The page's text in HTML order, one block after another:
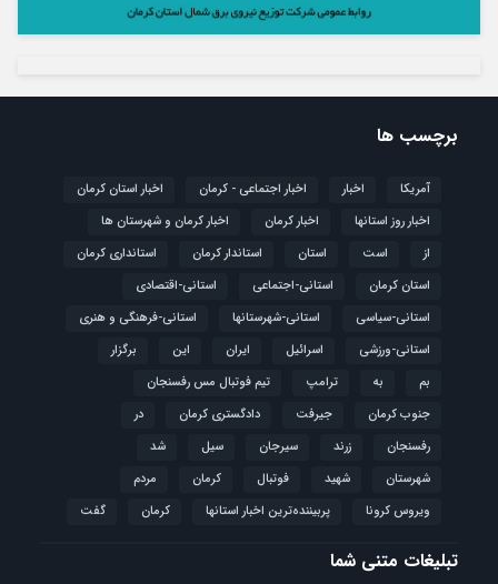
برچسب ها
آمریکا اخبار اخبار اجتماعی - کرمان
اخبار استان کرمان
اخبار روز استانها
اخبار کرمان
اخبار کرمان و شهرستان ها
از
است استان استاندار کرمان
استانداری کرمان
استان کرمان
استانی-اجتماعی
استانی-اقتصادی
استانی-سیاسی
استانی-شهرستانها
استانی-فرهنگی و هنری
استانی-ورزشی
اسرائیل ایران این
برگزار
بم
به ترامپ
تیم فوتبال مس رفسنجان
جنوب کرمان
جیرفت دادگستری کرمان
در
رفسنجان
زرند سیرجان سیل
شد
شهرستان
شهید فوتبال كرمان
مردم
ویروس کرونا
پربیننده‌ترین اخبار استانها کرمان گفت
تبلیغات متنی شما